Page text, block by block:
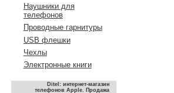
Наушники для
телефонов
Проводные гарнитуры
USB флешки
Чехлы
Электронные книги
Ditel: интернет-магазин
телефонов Apple. Продажа